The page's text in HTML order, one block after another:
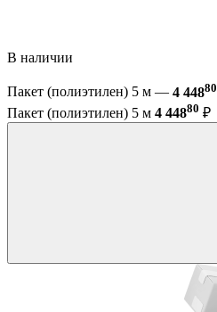
В наличии
Пакет (полиэтилен) 5 м — 4 44880
Пакет (полиэтилен) 5 м 4 44880 ₽